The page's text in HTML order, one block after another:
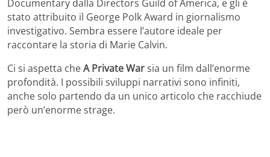
Documentary dalla Directors Guild of America, e gli è
stato attribuito il George Polk Award in giornalismo
investigativo. Sembra essere l’autore ideale per
raccontare la storia di Marie Calvin.
Ci si aspetta cheA Private Warsia un film dall’enorme
profondità. I possibili sviluppi narrativi sono infiniti,
anche solo partendo da un unico articolo che racchiude
però un’enorme strage.